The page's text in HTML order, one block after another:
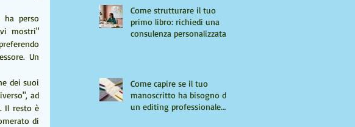
ha perso
mostri"
Un
dei suoi
ad
Il resto è
di
Come strutturare il tuo
primo libro: richiedi una
consulenza personalizzata
Come capire se il tuo
manoscritto ha bisogno di
un editing professionale.